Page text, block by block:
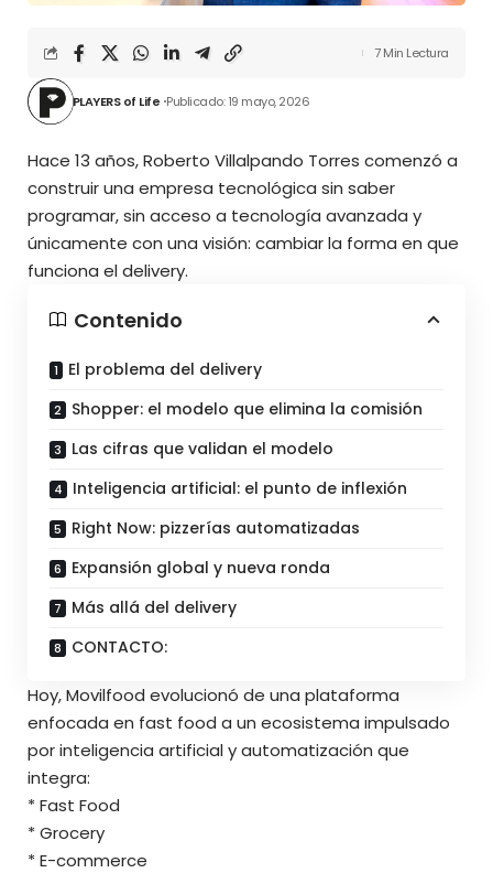
PLAYERS of Life Publicado: 19 mayo, 2026
7 Min Lectura
Hace 13 años, Roberto Villalpando Torres comenzó a
construir una empresa tecnológica sin saber
programar, sin acceso a tecnología avanzada y
únicamente con una visión: cambiar la forma en que
funciona el delivery.
Contenido
El problema del delivery
Shopper: el modelo que elimina la comisión
Las cifras que validan el modelo
Inteligencia artificial: el punto de inflexión
Right Now: pizzerías automatizadas
Expansión global y nueva ronda
Más allá del delivery
CONTACTO:
Hoy, Movilfood evolucionó de una plataforma
enfocada en fast food a un ecosistema impulsado
por inteligencia artificial y automatización que
integra:
* Fast Food
* Grocery
* E-commerce